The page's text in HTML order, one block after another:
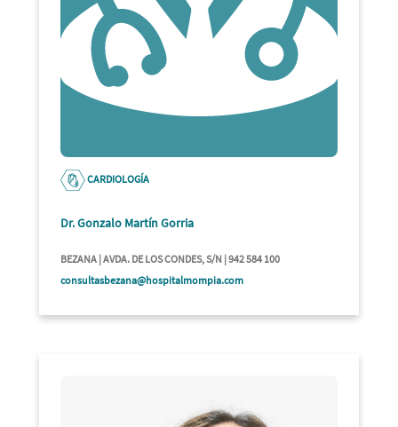
CARDIOLOGÍA
Dr. Gonzalo Martín Gorria
BEZANA | AVDA. DE LOS CONDES, S/N | 942 584 100
consultasbezana@hospitalmompia.com